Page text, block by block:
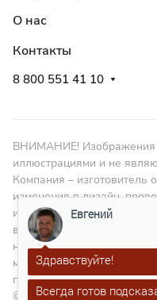
О нас
Контакты
8 800 551 41 10
ВНИМАНИЕ! Изображения
иллюстрациями и не
Компания – изготовитель
изменения в дизайн,
изменять размеры в
внедрением новых
на повышение качества
материалы данного сайта
права
© 2010
Евгений
Здравствуйте!
Всегда готов